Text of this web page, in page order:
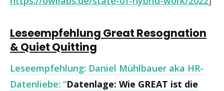
Leseempfehlung Great Resognation
& Quiet Quitting
Leseempfehlung: Daniel Mühlbauer aka HR-
Datenliebe: “Datenlage: Wie GREAT ist die